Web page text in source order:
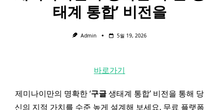
태계 통합’ 비전을
Admin 5월 19, 2026
바로가기
제미나이만의 명확한 ‘구글생태계 통합’ 비전을 통해 당
신의 지적 가치를 수준 높게 설계해 보세요. 무료 플랫폼